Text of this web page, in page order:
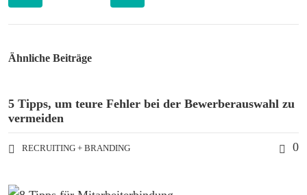
Ähnliche Beiträge
5 Tipps, um teure Fehler bei der Bewerberauswahl zu
vermeiden
RECRUITING + BRANDING 0